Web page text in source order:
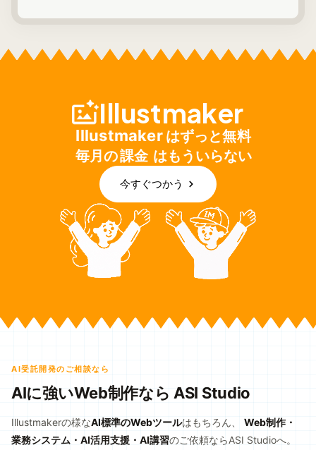
Illustmaker
Illustmaker はずっと無料
毎月の課金 はもういらない
今すぐつかう
AI受託開発のご相談なら
AIに強いWeb制作なら ASI Studio
Illustmakerの様なAI標準のWebツールはもちろん、 Web制作・
業務システム・AI活用支援・AI講習のご依頼ならASI Studioへ。